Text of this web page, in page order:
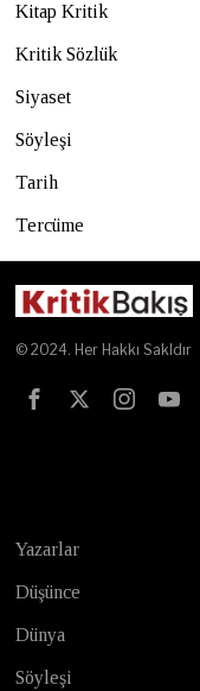
Kitap Kritik
Kritik Sözlük
Siyaset
Söyleşi
Tarih
Tercüme
© 2024. Her Hakkı Sakldır
Yazarlar
Düşünce
Dünya
Söyleşi